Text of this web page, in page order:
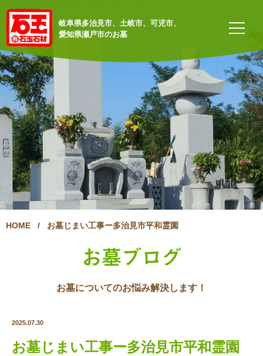
岐阜県多治見市、土岐市、可児市、
愛知県瀬戸市のお墓
HOME / お墓じまい工事ー多治見市平和霊園
お墓ブログ
お墓についてのお悩み解決します！
2025.07.30
お墓じまい工事ー多治見市平和霊園